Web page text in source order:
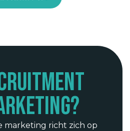
marketing richt zich op